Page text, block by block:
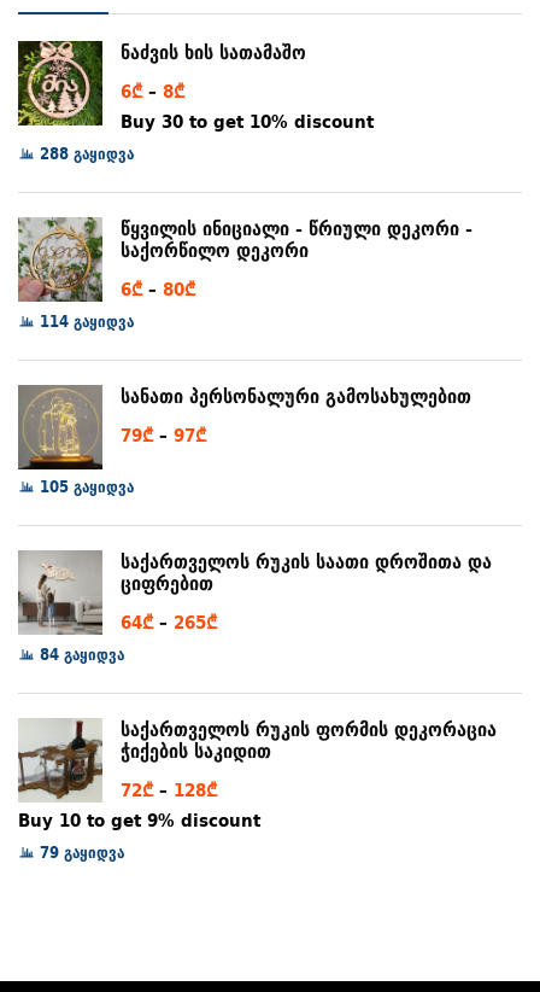
ნაძვის ხის სათამაშო
6₾ – 8₾Price
range:
Buy 30 to get 10% discount
288 გაყიდვა
წყვილის ინიციალი - წრიული დეკორი -
საქორწილო დეკორი
6₾ – 80₾Price
through
80₾
114 გაყიდვა
სანათი პერსონალური გამოსახულებით
79₾ – 97₾Price
through
97₾
105 გაყიდვა
საქართველოს რუკის საათი დროშითა და
ციფრებით
64₾ – 265₾Price
through
265₾
84 გაყიდვა
საქართველოს რუკის ფორმის დეკორაცია
ჭიქების საკიდით
72₾ – 128₾Price
range:
Buy 10 to get 9% discount
79 გაყიდვა